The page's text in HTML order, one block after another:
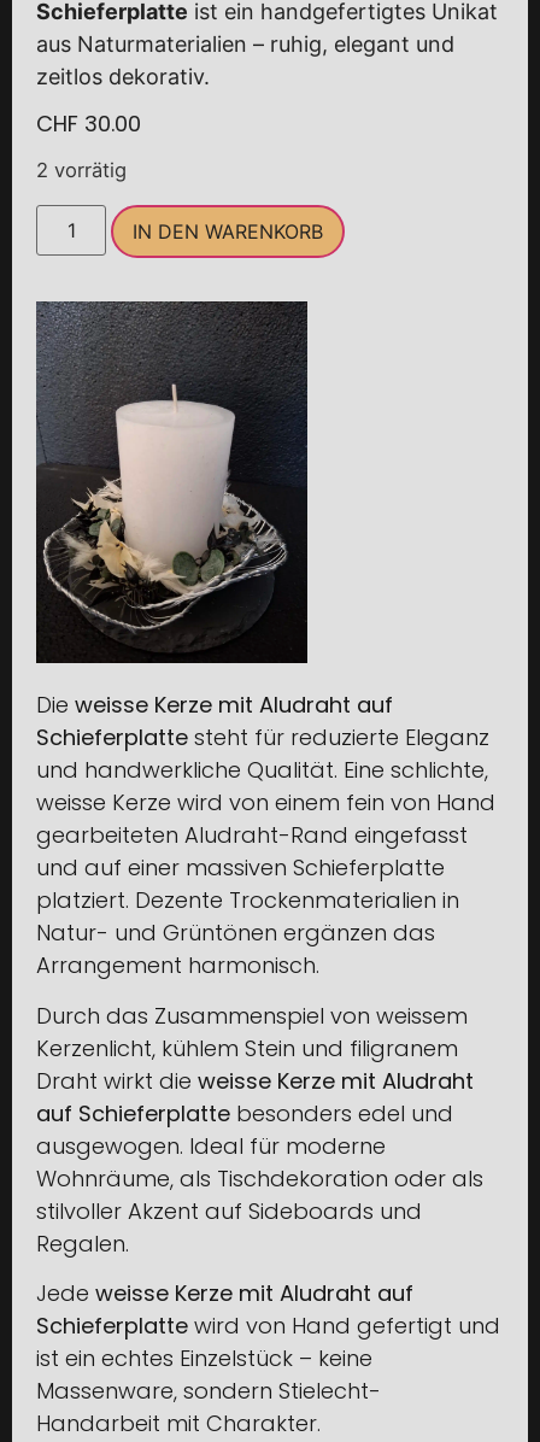
Schieferplatte ist ein handgefertigtes Unikat
aus Naturmaterialien – ruhig, elegant und
zeitlos dekorativ.
CHF 30.00
2 vorrätig
IN DEN WARENKORB
Die weisse Kerze mit Aludraht auf
Schieferplatte steht für reduzierte Eleganz
und handwerkliche Qualität. Eine schlichte,
weisse Kerze wird von einem fein von Hand
gearbeiteten Aludraht-Rand eingefasst
und auf einer massiven Schieferplatte
platziert. Dezente Trockenmaterialien in
Natur- und Grüntönen ergänzen das
Arrangement harmonisch.
Durch das Zusammenspiel von weissem
Kerzenlicht, kühlem Stein und filigranem
Draht wirkt die weisse Kerze mit Aludraht
auf Schieferplatte besonders edel und
ausgewogen. Ideal für moderne
Wohnräume, als Tischdekoration oder als
stilvoller Akzent auf Sideboards und
Regalen.
Jede weisse Kerze mit Aludraht auf
Schieferplatte wird von Hand gefertigt und
ist ein echtes Einzelstück – keine
Massenware, sondern Stielecht-
Handarbeit mit Charakter.